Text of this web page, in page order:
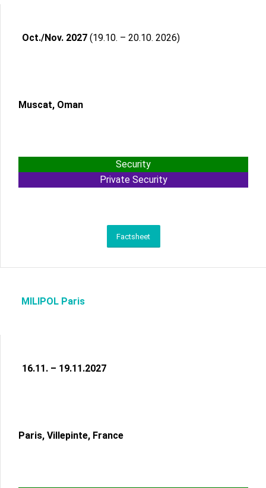
Oct./Nov. 2027 (19.10. – 20.10. 2026)
Muscat, Oman
Security
Private Security
Factsheet
MILIPOL Paris
16.11. – 19.11.2027
Paris, Villepinte, France